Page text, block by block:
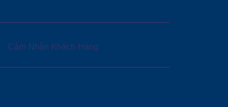
Cảm Nhận Khách Hàng